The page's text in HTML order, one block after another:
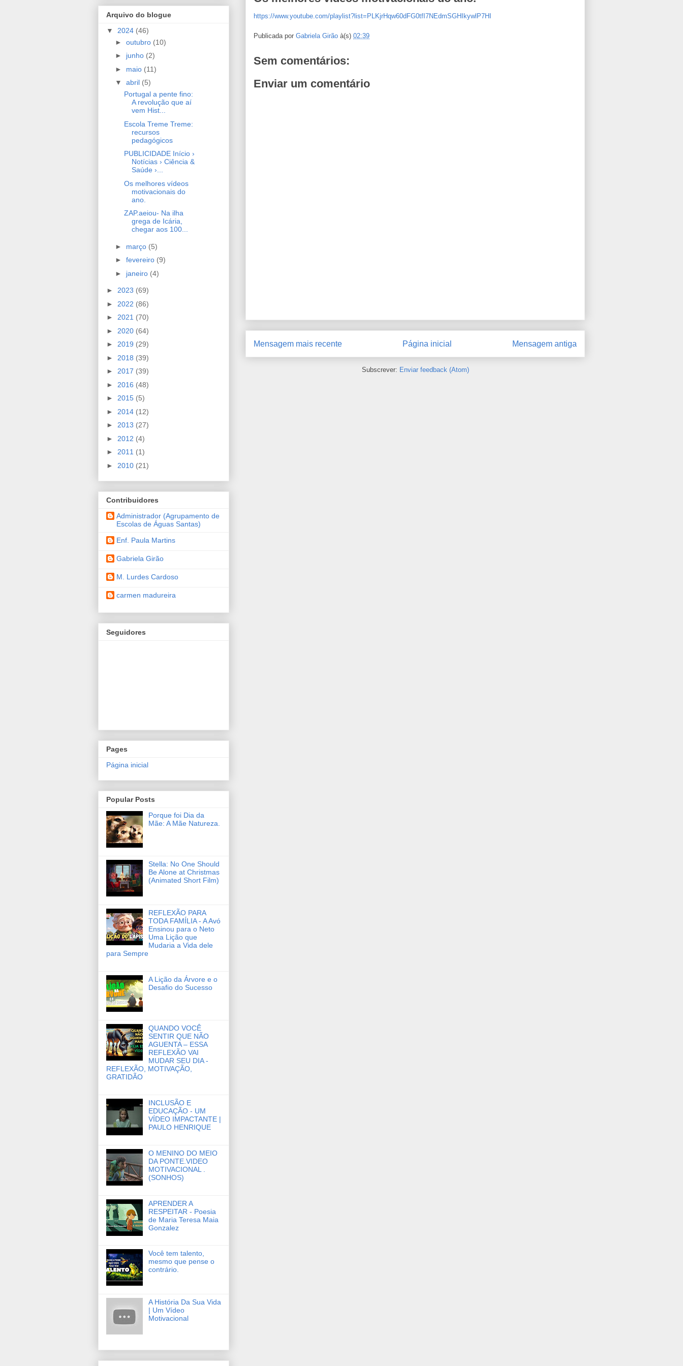
https://www.youtube.com/playlist?list=PLKjrHqw60dFG0tfI7NEdmSGHIkywlP7HI
Publicada por Gabriela Girão à(s) 02:39
Sem comentários:
Enviar um comentário
Mensagem mais recente Mensagem antiga
Página inicial
Subscrever: Enviar feedback (Atom)
Arquivo do blogue
▼ 2024 (46)
► outubro (10)
► junho (2)
► maio (11)
▼ abril (5)
Portugal a pente fino:
A revolução que aí
vem Hist...
Escola Treme Treme:
recursos
pedagógicos
PUBLICIDADE Início ›
Notícias › Ciência &
Saúde ›...
Os melhores vídeos
motivacionais do
ano.
ZAP.aeiou- Na ilha
grega de Icária,
chegar aos 100...
► março (5)
► fevereiro (9)
► janeiro (4)
► 2023 (69)
► 2022 (86)
► 2021 (70)
► 2020 (64)
► 2019 (29)
► 2018 (39)
► 2017 (39)
► 2016 (48)
► 2015 (5)
► 2014 (12)
► 2013 (27)
► 2012 (4)
► 2011 (1)
► 2010 (21)
Contribuidores
Administrador (Agrupamento de
Escolas de Águas Santas)
Enf. Paula Martins
Gabriela Girão
M. Lurdes Cardoso
carmen madureira
Seguidores
Pages
Página inicial
Popular Posts
Porque foi Dia da
Mãe: A Mãe Natureza.
Stella: No One Should
Be Alone at Christmas
(Animated Short Film)
REFLEXÃO PARA
TODA FAMÍLIA - A Avó
Ensinou para o Neto
Uma Lição que
Mudaria a Vida dele
para Sempre
A Lição da Árvore e o
Desafio do Sucesso
QUANDO VOCÊ
SENTIR QUE NÃO
AGUENTA – ESSA
REFLEXÃO VAI
MUDAR SEU DIA -
REFLEXÃO, MOTIVAÇÃO,
GRATIDÃO
INCLUSÃO E
EDUCAÇÃO - UM
VÍDEO IMPACTANTE |
PAULO HENRIQUE
O MENINO DO MEIO
DA PONTE.VIDEO
MOTIVACIONAL .
(SONHOS)
APRENDER A
RESPEITAR - Poesia
de Maria Teresa Maia
Gonzalez
Você tem talento,
mesmo que pense o
contrário.
A História Da Sua Vida
| Um Vídeo
Motivacional